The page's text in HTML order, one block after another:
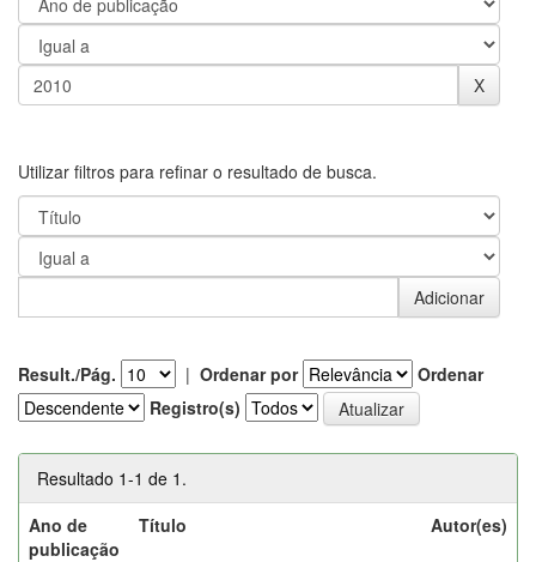
Utilizar filtros para refinar o resultado de busca.
Result./Pág. | Ordenar por
Ordenar
Registro(s)
Resultado 1-1 de 1.
Ano de
publicação
Título Autor(es)